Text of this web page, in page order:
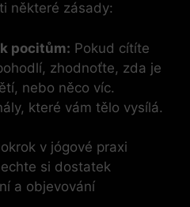
některé zásady:
pocitům: Pokud cítíte
zhodnoťte, zda je
nebo něco víc.
které vám tělo vysílá.
v jógové praxi
si dostatek
a objevování